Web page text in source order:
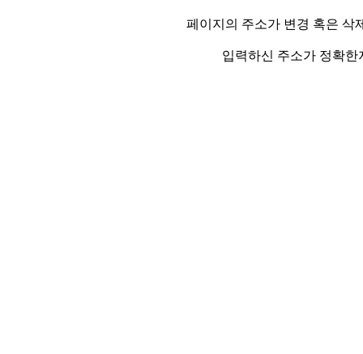
페이지의 주소가 변경 혹은 삭
입력하신 주소가 정확